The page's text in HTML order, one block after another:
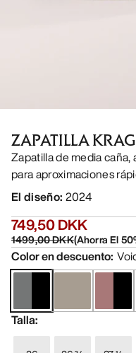
ZAPATILLA
Zapatilla de media
para aproximaciones
El diseño: 2024
749,50 DKK
1499,00 DKK(Ahorra El50
Color en descuento:
Talla: